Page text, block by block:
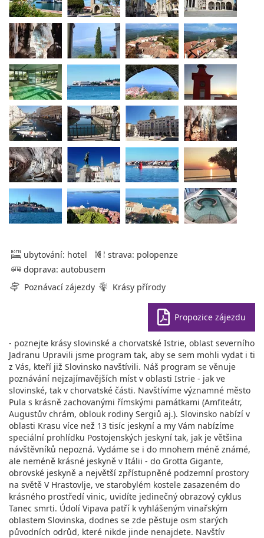
ubytování: hotel
strava: polopenze
doprava: autobusem
Poznávací zájezdy
Krásy přírody
Propozice zájezdu
- poznejte krásy slovinské a chorvatské Istrie, oblast severního
Jadranu Upravili jsme program tak, aby se sem mohli vydat i ti
z Vás, kteří již Slovinsko navštívili. Náš program se věnuje
poznávání nejzajímavějších míst v oblasti Istrie - jak ve
slovinské, tak v chorvatské části. Navštívíme významné město
Pula s krásně zachovanými římskými památkami (Amfiteátr,
Augustův chrám, oblouk rodiny Sergiů aj.). Slovinsko nabízí v
oblasti Krasu více než 13 tisíc jeskyní a my Vám nabízíme
speciální prohlídku Postojenských jeskyní tak, jak je většina
návštěvníků nepozná. Vydáme se i do mnohem méně známé,
ale neméně krásné jeskyně v Itálii - do Grotta Gigante,
obrovské jeskyně a největší zpřístupněné podzemní prostory
na světě V Hrastovlje, ve starobylém kostele zasazeném do
krásného prostředí vinic, uvidíte jedinečný obrazový cyklus
Tanec smrti. Údolí Vipava patří k vyhlášeným vinařským
oblastem Slovinska, dodnes se zde pěstuje osm starých
původních odrůd, které nikde jinde nenajdete. Navštív